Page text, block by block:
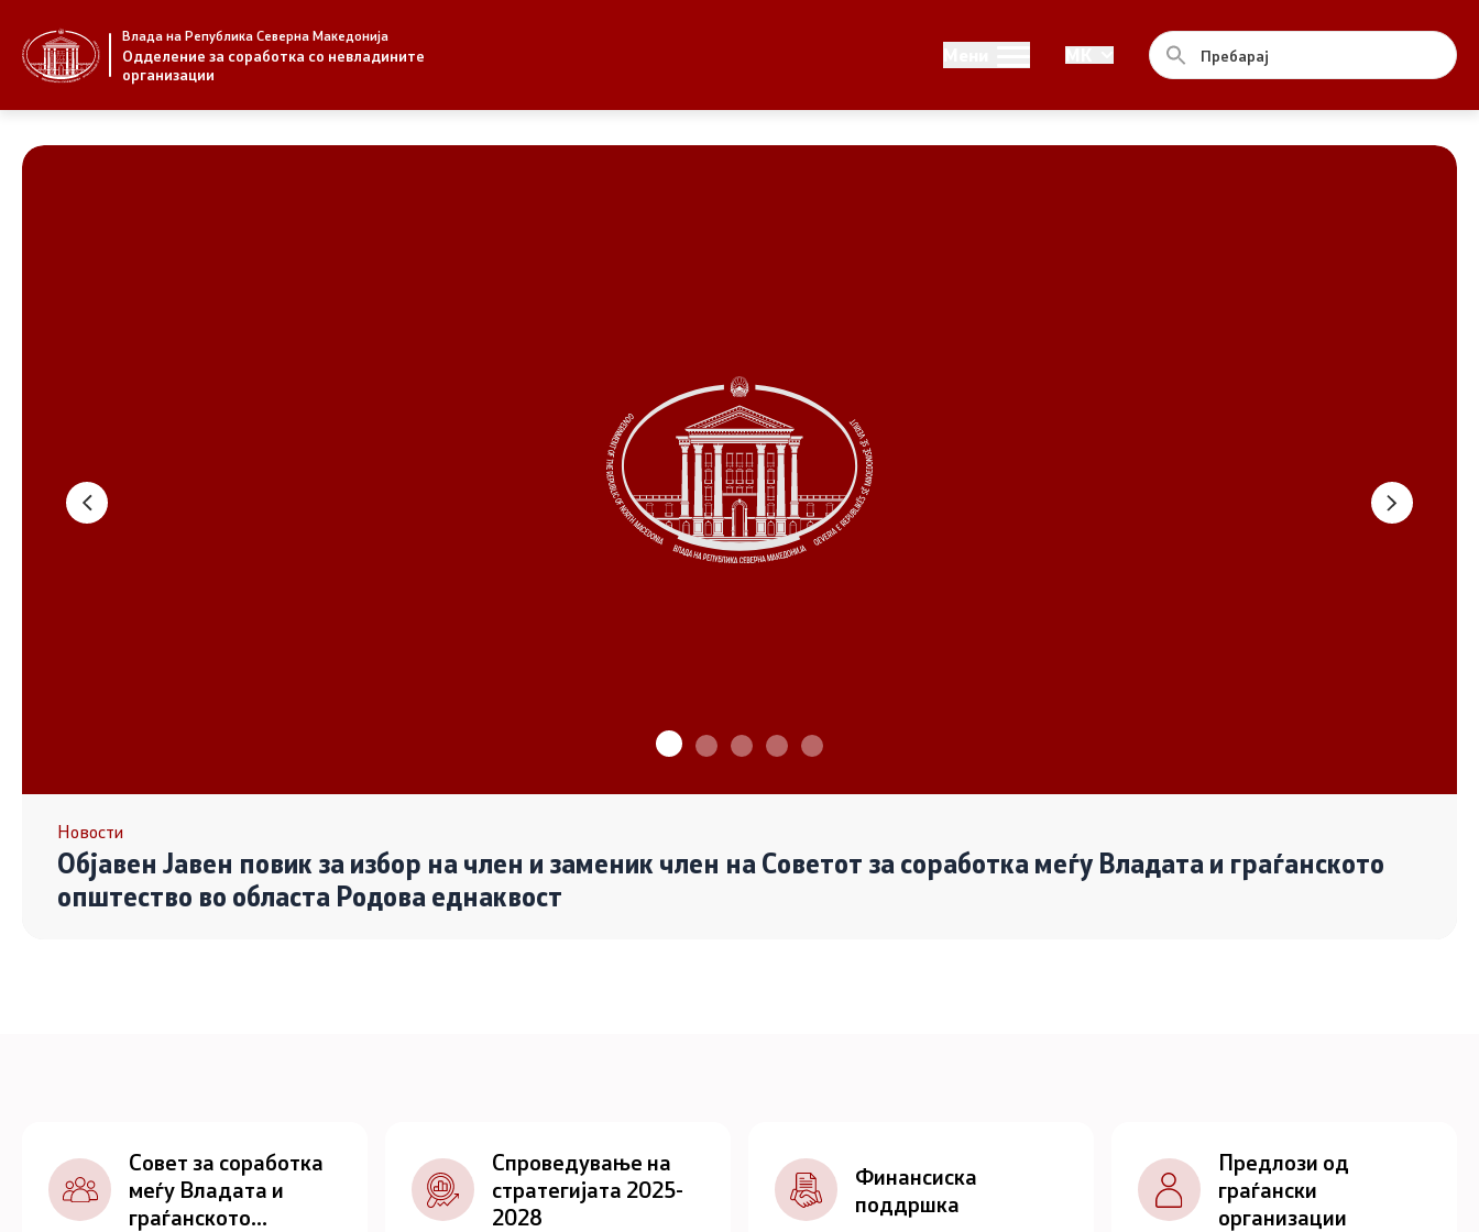
Влада на Република Северна Македонија
Одделение за соработка со невладините
организации
За нас Совет
Регистар
Дијалог меѓу Владата и граѓанскиот
Финансиска поддршка
Прегледи
Програми
Линкови
Изјава за пристапност
Новости
Објавен Јавен повик за избор на член и заменик член на Советот за соработка меѓу Владата и граѓанското
општество во областа Родова еднаквост
Совет за соработка
меѓу Владата и
граѓанското
Спроведување на
стратегијата 2025-
2028
Финансиска
поддршка
Предлози од
граѓански
организации